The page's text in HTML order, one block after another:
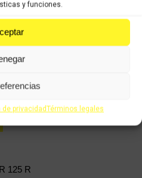
y funciones.
de privacidadTérminos legales
100cc
49cc
125 R